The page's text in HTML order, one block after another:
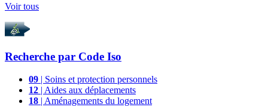
Voir tous
Recherche par Code Iso
09 | Soins et protection personnels
12 | Aides aux déplacements
18 | Aménagements du logement